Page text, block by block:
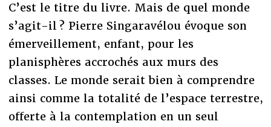
C’est le titre du livre. Mais de quel monde
s’agit-il ? Pierre Singaravélou évoque son
émerveillement, enfant, pour les
planisphères accrochés aux murs des
classes. Le monde serait bien à comprendre
ainsi comme la totalité de l’espace terrestre,
offerte à la contemplation en un seul